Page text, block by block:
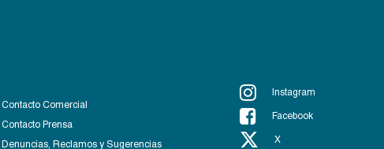
Contacto Comercial
Contacto Prensa
Denuncias, Reclamos y Sugerencias
Instagram
Facebook
X